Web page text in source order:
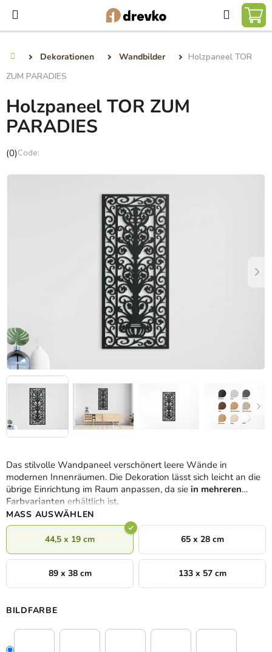
Inhalt
springen
Suchen
Dekorationen Wandbilder
Holzpaneel TOR
ZUM PARADIES
Das stilvolle Wandpaneel verschönert leere Wände in
modernen Innenräumen. Die Dekoration lässt sich leicht an die
übrige Einrichtung im Raum anpassen, da sie in mehreren
Farbvarianten erhältlich ist.
MASS AUSWÄHLEN
44,5 x 19 cm 65 x 28 cm
89 x 38 cm 133 x 57 cm
BILDFARBE
Holzpaneel TOR ZUM
PARADIES
Die
Produktbewertung
(0)